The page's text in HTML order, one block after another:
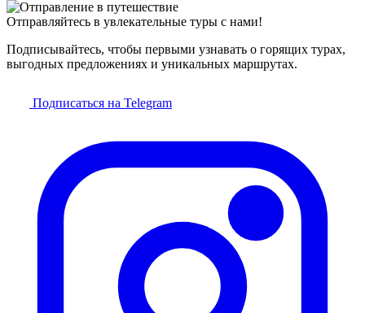
Отправляйтесь в увлекательные туры с нами!
Подписывайтесь, чтобы первыми узнавать о горящих турах,
выгодных предложениях и уникальных маршрутах.
Подписаться на Telegram